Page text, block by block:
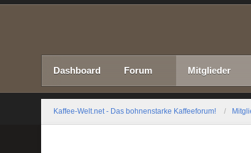
Dashboard Forum Mitglieder
Kaffee-Welt.net - Das bohnenstarke Kaffeeforum!